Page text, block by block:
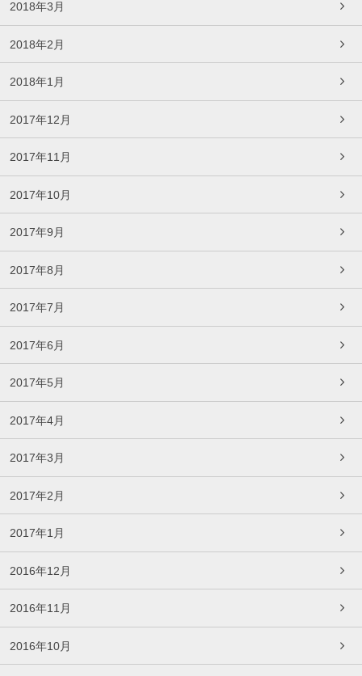
2018年3月
2018年2月
2018年1月
2017年12月
2017年11月
2017年10月
2017年9月
2017年8月
2017年7月
2017年6月
2017年5月
2017年4月
2017年3月
2017年2月
2017年1月
2016年12月
2016年11月
2016年10月